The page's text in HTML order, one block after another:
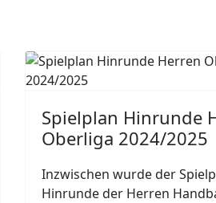
Spielplan Hinrunde
Oberliga 2024/2025
Inzwischen wurde der
Hinrunde der Herren